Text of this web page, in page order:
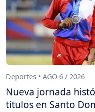
Deportes • AGO 6 / 2026
Nueva jornada
títulos en Santo